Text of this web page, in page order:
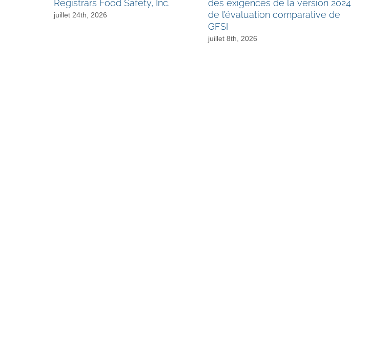
Registrars Food Safety, Inc.
juillet 24th, 2026
des exigences de la version 2024
de l’évaluation comparative de
GFSI
juillet 8th, 2026